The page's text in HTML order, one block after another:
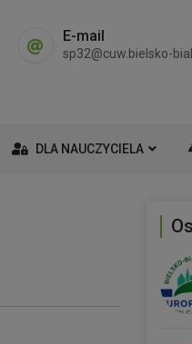
E-mail
sp32@cuw.bielsko-
DLA NAUCZYCIELA